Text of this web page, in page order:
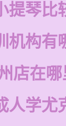
提琴比
机构有
店在
人学尤